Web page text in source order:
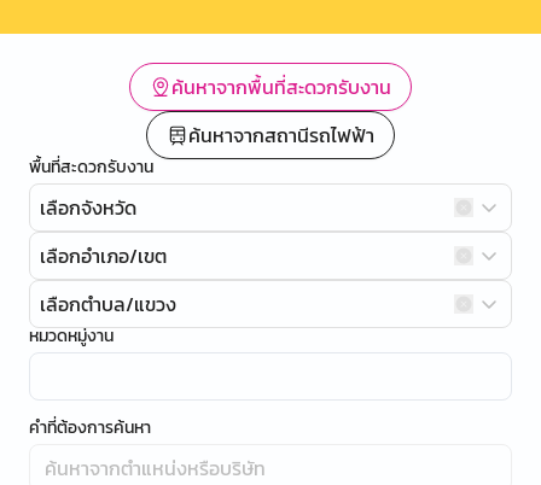
ค้นหาจากพื้นที่สะดวกรับงาน
ค้นหาจากสถานีรถไฟฟ้า
พื้นที่สะดวกรับงาน
เลือกจังหวัด
เลือกอำเภอ/เขต
เลือกตำบล/แขวง
หมวดหมู่งาน
คำที่ต้องการค้นหา